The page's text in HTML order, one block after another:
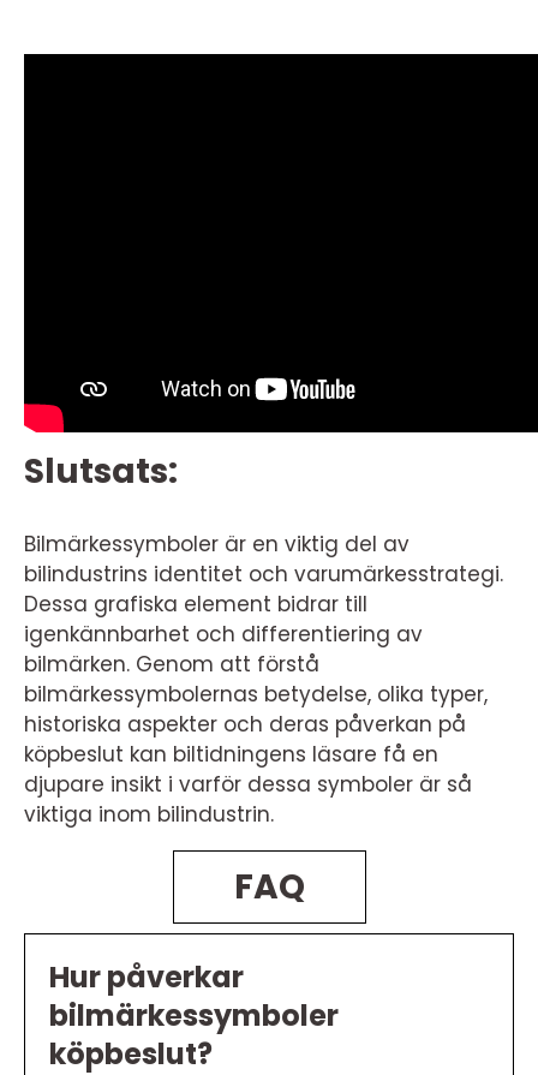
Slutsats:
Bilmärkessymboler är en viktig del av
bilindustrins identitet och varumärkesstrategi.
Dessa grafiska element bidrar till
igenkännbarhet och differentiering av
bilmärken. Genom att förstå
bilmärkessymbolernas betydelse, olika typer,
historiska aspekter och deras påverkan på
köpbeslut kan biltidningens läsare få en
djupare insikt i varför dessa symboler är så
viktiga inom bilindustrin.
FAQ
Hur påverkar
bilmärkessymboler
köpbeslut?